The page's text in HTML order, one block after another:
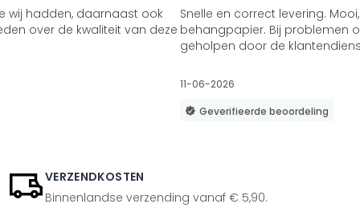
wij hadden, daarnaast ook
over de kwaliteit van deze
Snelle en correct levering.
behangpapier. Bij problemen
geholpen door de
11-06-2026
Geverifieerde beoordeling
VERZENDKOSTEN
Binnenlandse verzending vanaf € 5,90.